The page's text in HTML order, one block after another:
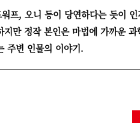
프, 오니 등이 당연하다는 듯이
지만 정작 본인은 마법에 가까운
주변 인물의 이야기.